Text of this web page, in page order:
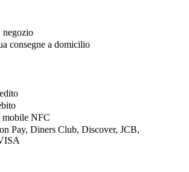
negozio
consegne a domicilio
mobile NFC
Pay, Diners Club, Discover, JCB,